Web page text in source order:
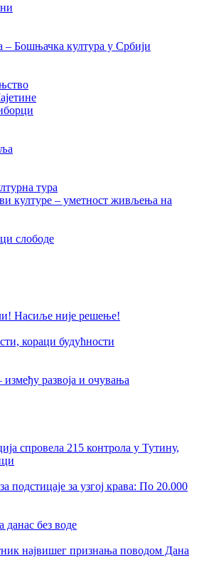
– Бошњачка култура у Србији
тура
културе – уметност живљења на
слободе
Насиље није решење!
кораци будућности
између развоја и очувања
спровела 215 контрола у Тутину,
подстицаје за узгој крава: По 20.000
данас без воде
највишег признања поводом Дана